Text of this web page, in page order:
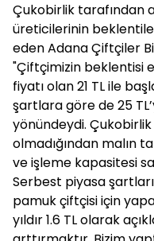
Çukobirlik tarafından
üreticilerinin
eden Adana Çiftçiler
"Çiftçimizin beklentisi
fiyatı olan 21 TL ile
şartlara göre de 25
yönündeydi.
olmadığından malın
ve işleme kapasitesi
Serbest piyasa
pamuk çiftçisi için
yıldır 1.6 TL olarak